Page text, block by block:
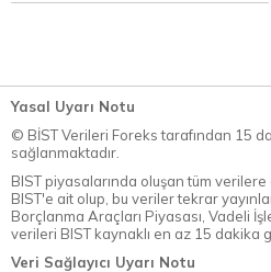
Yasal Uyarı Notu
© BİST Verileri Foreks tarafından 15
sağlanmaktadır.
BIST piyasalarında oluşan tüm
BIST'e ait olup, bu veriler tekrar
Borçlanma Araçları Piyasası, Vadeli
verileri BIST kaynaklı en az 15 dakika
Veri Sağlayıcı Uyarı Notu